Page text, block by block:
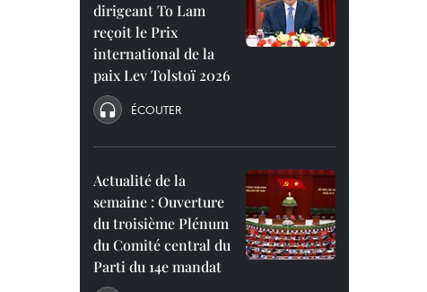
dirigeant To Lam
reçoit le Prix
international de la
paix Lev Tolstoï 2026
ÉCOUTER
Actualité de la
semaine : Ouverture
du troisième Plénum
du Comité central du
Parti du 14e mandat